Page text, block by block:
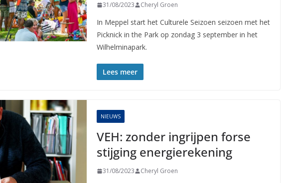
31/08/2023 Cheryl Groen
In Meppel start het Culturele Seizoen seizoen met het
Picknick in the Park op zondag 3 september in het
Wilhelminapark.
Lees meer
NIEUWS
VEH: zonder ingrijpen forse
stijging energierekening
31/08/2023 Cheryl Groen